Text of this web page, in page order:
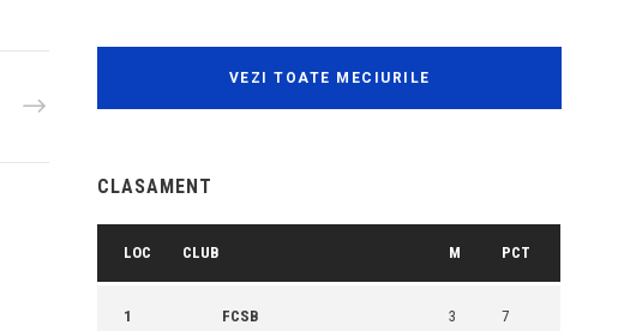
VEZI TOATE MECIURILE
CLASAMENT
LOC CLUB M PCT
1 FCSB 3 7